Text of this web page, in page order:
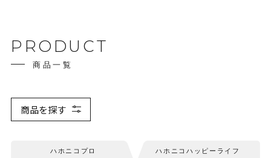
PRODUCT
商品一覧
商品を探す
ハホニコプロ ハホニコハッピーライフ